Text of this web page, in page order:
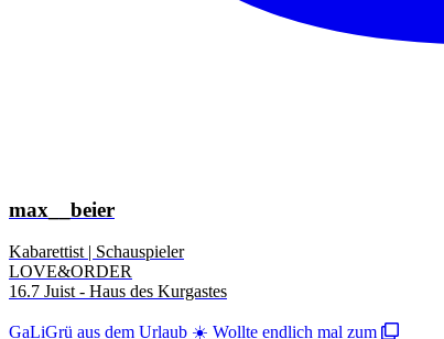
max__beier
Kabarettist | Schauspieler
LOVE&ORDER
16.7 Juist - Haus des Kurgastes
GaLiGrü aus dem Urlaub ☀️ Wollte endlich mal zum